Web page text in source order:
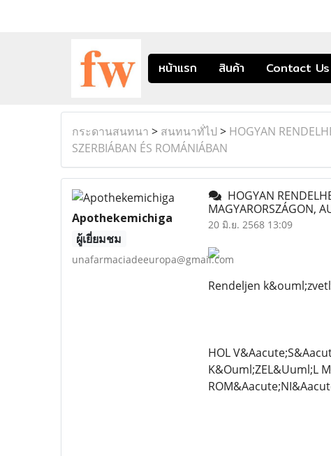
หน้าแรก สินค้า Contact Us
กระดานสนทนา > สนทนาทั่ไป > HOGYAN
SZERBIÁBAN ÉS ROMÁNIÁBAN
Apothekemichiga
ผู้เยี่ยมชม
unafarmaciadeeuropa@gmail.com
HOGYAN
MAGYARORSZÁGON,
20 มิ.ย. 2568 13:09
Rendeljen
HOL
K&Ouml;ZEL&Uuml;L